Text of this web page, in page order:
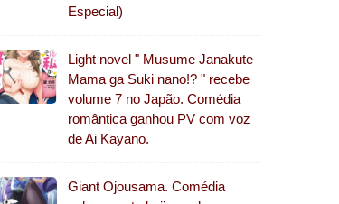
Especial)
Light novel " Musume Janakute
Mama ga Suki nano!? " recebe
volume 7 no Japão. Comédia
romântica ganhou PV com voz
de Ai Kayano.
Giant Ojousama. Comédia